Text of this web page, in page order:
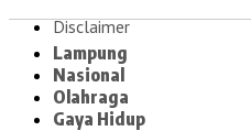
Disclaimer
Lampung
Nasional
Olahraga
Gaya Hidup